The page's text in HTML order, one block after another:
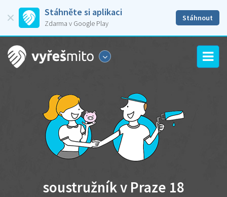
Stáhněte si aplikaci
Zdarma v Google Play
Stáhnout
soustružník v Praze 18